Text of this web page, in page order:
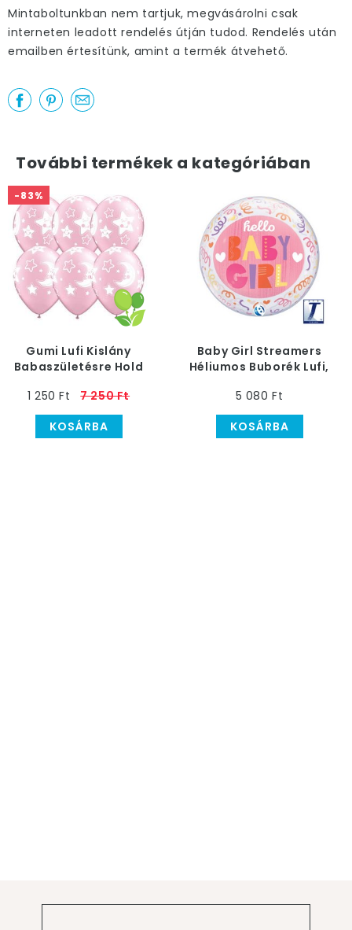
Mintaboltunkban nem tartjuk, megvásárolni csak
interneten leadott rendelés útján tudod. Rendelés után
emailben értesítünk, amint a termék átvehető.
További termékek a kategóriában
-83%
Gumi Lufi Kislány
Babaszületésre Hold
db
1 250 Ft
7 250 Ft
KOSÁRBA
Baby Girl Streamers
Héliumos Buborék Lufi,
5 080 Ft
KOSÁRBA